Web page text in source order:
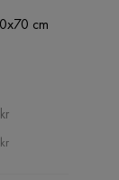
cm